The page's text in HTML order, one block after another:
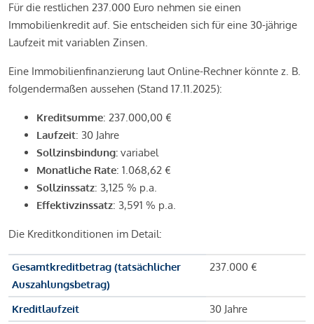
Für die restlichen 237.000 Euro nehmen sie einen
Immobilienkredit auf. Sie entscheiden sich für eine 30-jährige
Laufzeit mit variablen Zinsen.
Eine Immobilienfinanzierung laut Online-Rechner könnte z. B.
folgendermaßen aussehen (Stand 17.11.2025):
Kreditsumme: 237.000,00 €
Laufzeit: 30 Jahre
Sollzinsbindung: variabel
Monatliche Rate: 1.068,62 €
Sollzinssatz: 3,125 % p.a.
Effektivzinssatz: 3,591 % p.a.
Die Kreditkonditionen im Detail:
Gesamtkreditbetrag (tatsächlicher
Auszahlungsbetrag)
237.000 €
Kreditlaufzeit
30 Jahre